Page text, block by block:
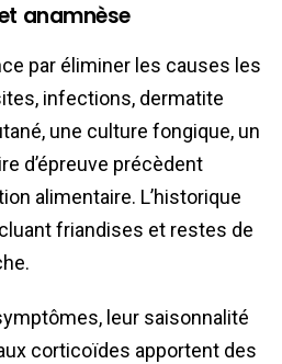
anamnèse
par éliminer les causes les
infections, dermatite
une culture fongique, un
d’épreuve précèdent
alimentaire. L’historique
friandises et restes de
leur saisonnalité
corticoïdes apportent des